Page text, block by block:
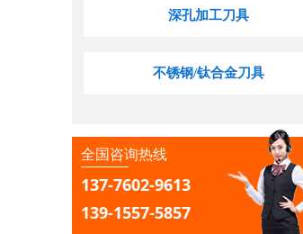
深孔加工刀具
不锈钢/钛合金刀具
全国咨询热线
137-7602-9613
139-1557-5857